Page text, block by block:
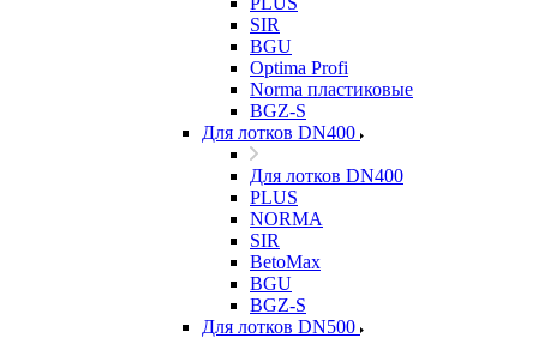
SIR
BGU
Optima Profi
Norma пластиковые
BGZ-S
Для лотков DN400
Для лотков DN400
PLUS
NORMA
SIR
BetoMax
BGU
BGZ-S
Для лотков DN500